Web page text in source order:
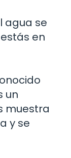
agua se
en
un
muestra
y se